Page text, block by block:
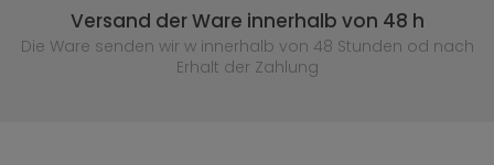
Versand der Ware innerhalb von 48 h
Die Ware senden wir w innerhalb von 48 Stunden od nach
Erhalt der Zahlung